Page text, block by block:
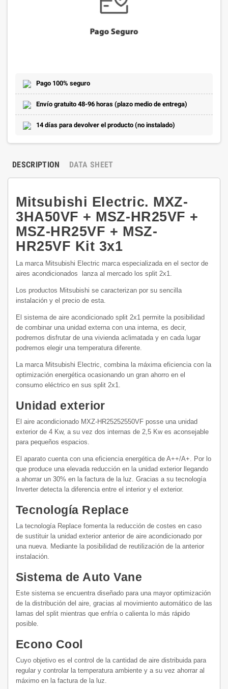
Pago 100% seguro
Envío gratuito 48-96 horas (plazo medio de entrega)
14 días para devolver el producto (no instalado)
DESCRIPTION DATA SHEET
Mitsubishi Electric. MXZ-
3HA50VF + MSZ-HR25VF +
MSZ-HR25VF + MSZ-
HR25VF Kit 3x1
La marca Mitsubishi Electric marca especializada en el sector de
aires acondicionados lanza al mercado los split 2x1.
Los productos Mitsubishi se caracterizan por su sencilla
instalación y el precio de esta.
El sistema de aire acondicionado split 2x1 permite la posibilidad
de combinar una unidad externa con una interna, es decir,
podremos disfrutar de una vivienda aclimatada y en cada lugar
podremos elegir una temperatura diferente.
La marca Mitsubishi Electric, combina la máxima eficiencia con la
optimización energética ocasionando un gran ahorro en el
consumo eléctrico en sus split 2x1.
Unidad exterior
El aire acondicionado MXZ-HR25252550VF posse una unidad
exterior de 4 Kw, a su vez dos internas de 2,5 Kw es aconsejable
para pequeños espacios.
El aparato cuenta con una eficiencia energética de A++/A+. Por lo
que produce una elevada reducción en la unidad exterior llegando
a ahorrar un 30% en la factura de la luz. Gracias a su tecnología
Inverter detecta la diferencia entre el interior y el exterior.
Tecnología Replace
La tecnología Replace fomenta la reducción de costes en caso
de sustituir la unidad exterior anterior de aire acondicionado por
una nueva. Mediante la posibilidad de reutilización de la anterior
instalación.
Sistema de Auto Vane
Este sistema se encuentra diseñado para una mayor optimización
de la distribución del aire, gracias al movimiento automático de las
lamas del split mientras que enfría o calienta lo más rápido
posible.
Econo Cool
Cuyo objetivo es el control de la cantidad de aire distribuida para
regular y controlar la temperatura ambiente y a su vez ahorrar al
máximo en la factura de la luz.